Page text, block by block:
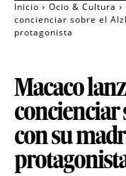
Inicio Ocio & Cultura
concienciar sobre el
protagonista
Macaco
concienciar
con su